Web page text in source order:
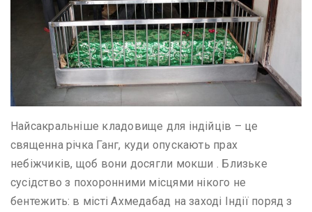
Найсакральніше кладовище для індійців – це
священна річка Ганг, куди опускають прах
небіжчиків, щоб вони досягли мокши . Близьке
сусідство з похоронними місцями нікого не
бентежить: в місті Ахмедабад на заході Індії поряд з